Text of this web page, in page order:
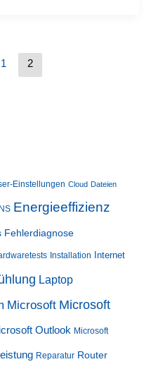
1 2
Einstellungen Cloud Dateien
Energieeffizienz
Fehlerdiagnose
Installation Internet
Laptop
Microsoft Microsoft
Outlook Microsoft
Reparatur Router